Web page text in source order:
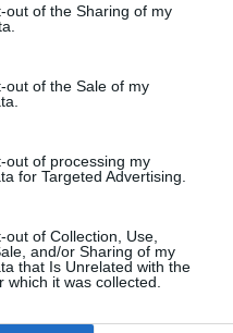
out of the Sharing of my
out of the Sale of my
out of processing my
for Targeted Advertising.
out of Collection, Use,
and/or Sharing of my
that Is Unrelated with the
which it was collected.
was du trägst.
ein?
komisch, aber ich hasse
online in
kommen mir immer
versuche ich alles